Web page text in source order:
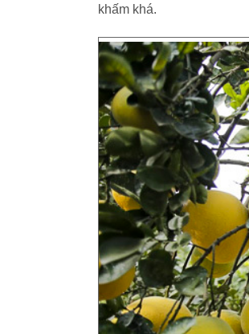
khấm khá.